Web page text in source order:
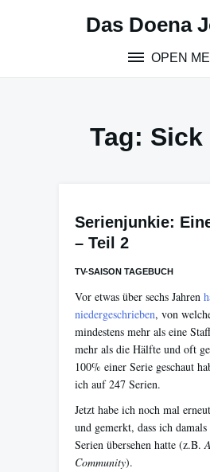
Das Doena
OPEN
Tag: Sick
Serienjunkie:
– Teil 2
TV-SAISON TAGEBUCH
Vor etwas über sechs Jahren
niedergeschrieben, von
mindestens mehr als eine
mehr als die Hälfte und oft
100% einer Serie geschaut
ich auf 247 Serien.
Jetzt habe ich noch mal
und gemerkt, dass ich
Serien übersehen hatte (z.B.
Community).